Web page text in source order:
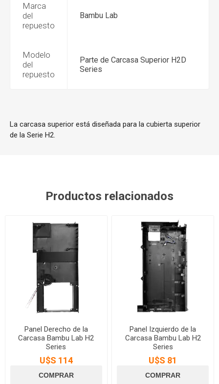
Marca
del
repuesto
Bambu Lab
Modelo
del
repuesto
Parte de Carcasa Superior H2D
Series
La carcasa superior está diseñada para la cubierta superior
de la Serie H2.
Productos relacionados
Panel Derecho de la
Carcasa Bambu Lab H2
Series
U$S 114
Panel Izquierdo de la
Carcasa Bambu Lab H2
Series
U$S 81